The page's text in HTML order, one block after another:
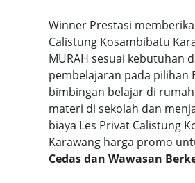
Winner Prestasi
Calistung Kosambibatu
MURAH sesuai kebutuhan
pembelajaran pada pilihan
bimbingan belajar di
materi di sekolah dan
biaya Les Privat Calistung
Karawang harga promo
Cedas dan Wawasan